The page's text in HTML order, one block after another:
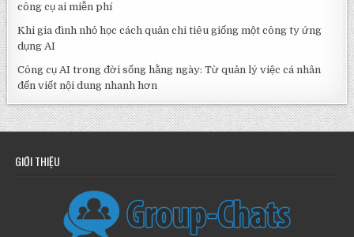
công cụ ai miễn phí
Khi gia đình nhỏ học cách quản chi tiêu giống một công ty ứng
dụng AI
Công cụ AI trong đời sống hằng ngày: Từ quản lý việc cá nhân
đến viết nội dung nhanh hơn
GIỚI THIỆU